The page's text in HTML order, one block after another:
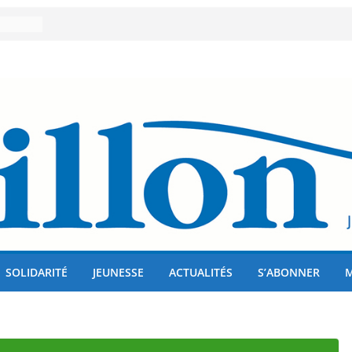
!
SOLIDARITÉ JEUNESSE ACTUALITÉS S’ABONNER